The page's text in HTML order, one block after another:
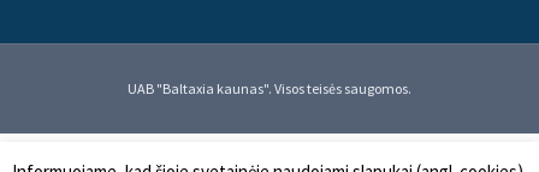
UAB "Baltaxia kaunas". Visos teisės saugomos.